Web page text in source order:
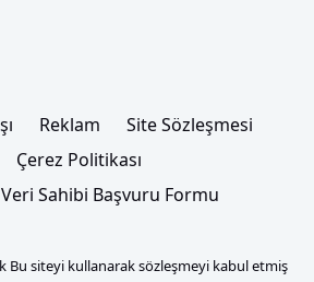
Reklam
Site Sözleşmesi
Çerez Politikası
Veri Sahibi Başvuru Formu
Bu siteyi kullanarak sözleşmeyi kabul etmiş